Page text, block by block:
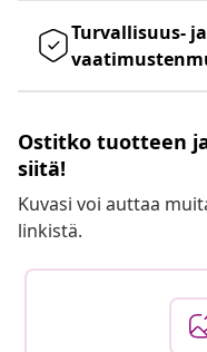
Turvallisuus- ja
Ostitko tuotteen
siitä!
Kuvasi voi auttaa
linkistä.